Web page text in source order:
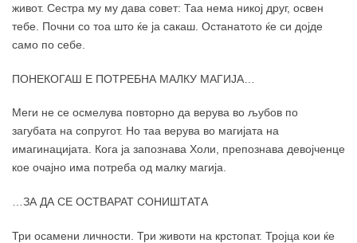
живот. Сестра му му дава совет: Таа нема никој друг, освен
тебе. Почни со тоа што ќе ја сакаш. Останатото ќе си дојде
само по себе.
ПОНЕКОГАШ Е ПОТРЕБНА МАЛКУ МАГИЈА…
Меги не се осмелува повторно да верува во љубов по
загубата на сопругот. Но таа верува во магијата на
имагинацијата. Кога ја запознава Холи, препознава девојченце
кое очајно има потреба од малку магија.
…ЗА ДА СЕ ОСТВАРАТ СОНИШТАТА
Три осамени личности. Три животи на крстопат. Тројца кои ќе